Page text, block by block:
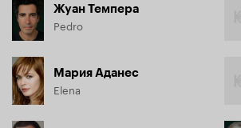
Жуан Темпера
Pedro
Мария Аданес
Elena